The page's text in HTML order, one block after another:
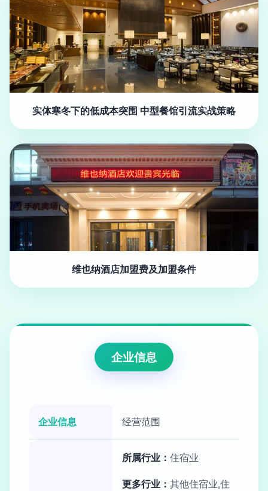
实体寒冬下的低成本突围 中型餐馆引流实战策略
维也纳酒店加盟费及加盟条件
企业信息
企业信息 经营范围
所属行业： 住宿业
更多行业： 其他住宿业,住